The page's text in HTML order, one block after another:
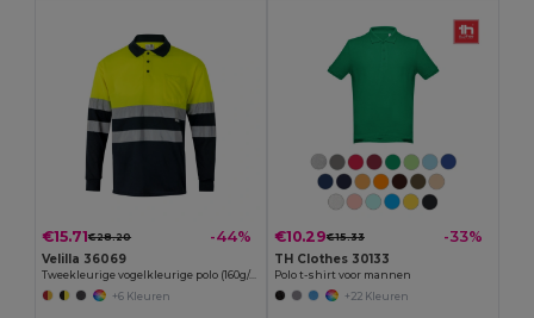
€15.71€28.20 -44%
Velilla 36069
Tweekleurige vogelkleurige polo (160g/m²) met lange mouwen, van polyester (100%)
+6 Kleuren
€10.29€15.33 -33%
TH Clothes 30133
Polo t-shirt voor mannen
+22 Kleuren